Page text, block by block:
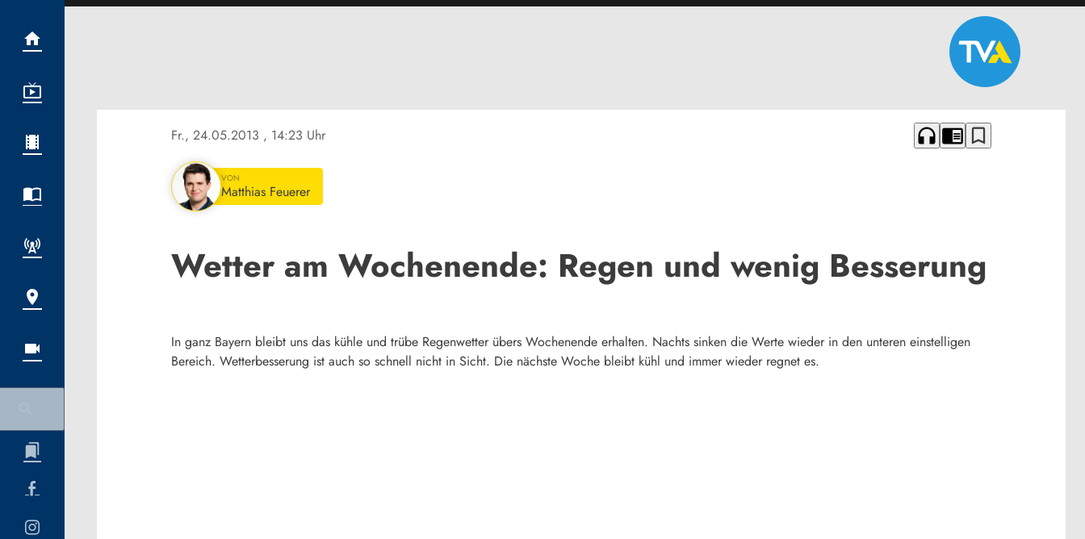
Fr., 24.05.2013 , 14:23 Uhr headphones chrome_reader_mode bookmark_border
VON
Matthias Feuerer
Wetter am Wochenende: Regen und wenig Besserung
In ganz Bayern bleibt uns das kühle und trübe Regenwetter übers Wochenende erhalten. Nachts sinken die Werte wieder in den unteren einstelligen
Bereich. Wetterbesserung ist auch so schnell nicht in Sicht. Die nächste Woche bleibt kühl und immer wieder regnet es.